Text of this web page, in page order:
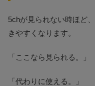
5chが見られない時ほど、
きやすくなります。
「ここなら見られる。」
「代わりに使える。」